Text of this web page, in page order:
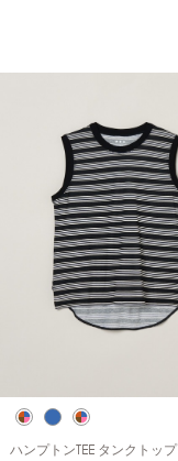
ハンプトンTEE タンクトップ